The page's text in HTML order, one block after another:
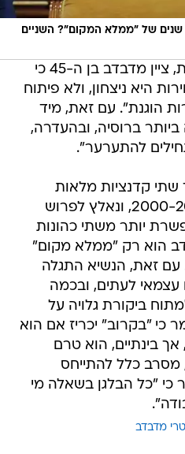
בהתבטאות תמוהה נוספת, ציין מדבדב בן ה-45 כי
היא ניצחון, ולא פיתוח
הוגנת". עם זאת, מיד
ברוסיה, ובהעדרה,
להתערער".
במשך שתי קדנציות מלאות
יותר משתי כהונות
הוא רק "ממלא מקום"
עם זאת, הנשיא התגלה
עצמאי לעתים, ובכמה
ביקורת גלויה על
כי "בקרוב" יכריז אם הוא
בינתיים, הוא טרם
מסרב כלל להתייחס
"כל הבלגן בשאלה מי
מדבדב